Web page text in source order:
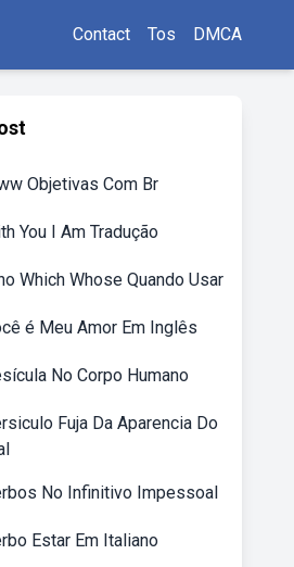
Contact Tos DMCA
Objetivas Com Br
You I Am Tradução
Which Whose Quando Usar
é Meu Amor Em Inglês
No Corpo Humano
Fuja Da Aparencia Do
No Infinitivo Impessoal
Estar Em Italiano